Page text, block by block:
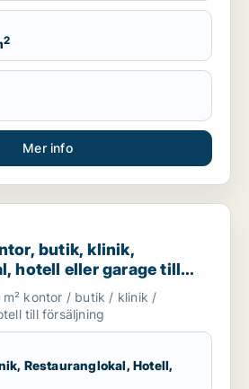
2
Mer info
klinik, restauranglokal, hotell
butik, klinik,
hotell eller garage till
Vallentuna eller
kontor / butik / klinik /
till försäljning
Restauranglokal, Hotell,